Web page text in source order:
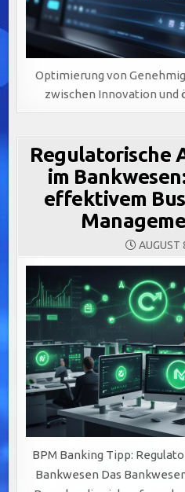
Optimierung von
zwischen Innovation
Regulatorische
im
effektivem
AUGUST
BPM Banking Tipp:
Bankwesen Das